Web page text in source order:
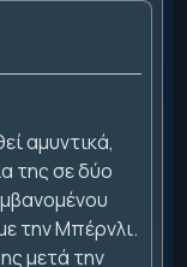
αμυντικά,
της σε δύο
την Μπέρνλι.
μετά την